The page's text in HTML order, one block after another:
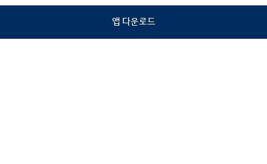
검색
앱 다운로드